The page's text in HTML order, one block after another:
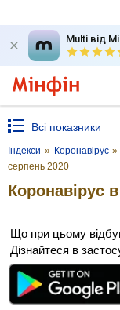
Multi від
Всі показники
Індекси » Коронавірус »
серпень 2020
Коронавірус
Що при цьому
Дізнайтеся в